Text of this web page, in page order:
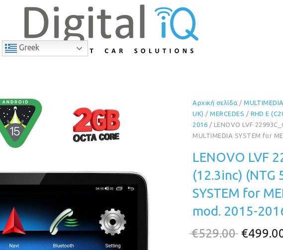
Greek
6% Έκπτωση
Αρχική σελίδα /MULTIMEDIA
UK) /MERCEDES / RHD E
2016 / LENOVO LVF
MULTIMEDIA SYSTEM for
LENOVO LVF
(12.3inc) (NTG
SYSTEM for
mod. 2015-
€529.00 €